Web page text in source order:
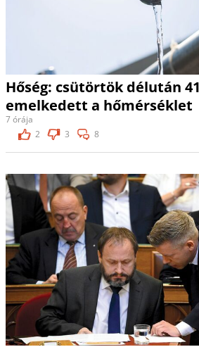
Hőség: csütörtök délután
emelkedett a hőmérséklet
7 órája
2
3 8